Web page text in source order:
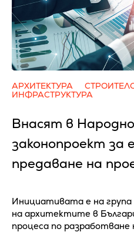
АРХИТЕКТУРА
ИНФРАСТРУКТУРА
Внасят в
законопроект за
предаване на
Инициативата е на
на архитектите в
процеса по